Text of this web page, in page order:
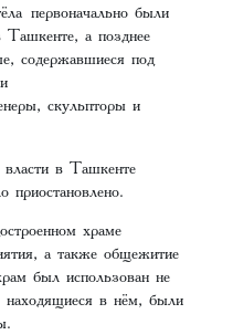
первоначально были
а позднее
содержавшиеся под
скульпторы и
в Ташкенте
приостановлено.
храме
а также общежитие
был использован не
находящиеся в нём, были